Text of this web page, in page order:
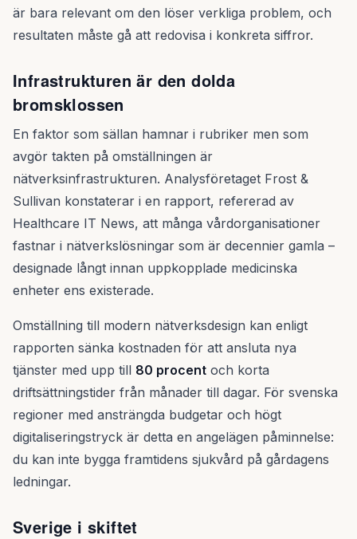
är bara relevant om den löser verkliga problem, och
resultaten måste gå att redovisa i konkreta siffror.
Infrastrukturen är den dolda
bromsklossen
En faktor som sällan hamnar i rubriker men som
avgör takten på omställningen är
nätverksinfrastrukturen. Analysföretaget Frost &
Sullivan konstaterar i en rapport, refererad av
Healthcare IT News, att många vårdorganisationer
fastnar i nätverkslösningar som är decennier gamla –
designade långt innan uppkopplade medicinska
enheter ens existerade.
Omställning till modern nätverksdesign kan enligt
rapporten sänka kostnaden för att ansluta nya
tjänster med upp till 80 procent och korta
driftsättningstider från månader till dagar. För svenska
regioner med ansträngda budgetar och högt
digitaliseringstryck är detta en angelägen påminnelse:
du kan inte bygga framtidens sjukvård på gårdagens
ledningar.
Sverige i skiftet